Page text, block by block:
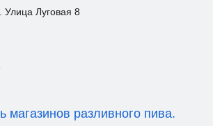
Луговая 8
магазинов разливного пива.